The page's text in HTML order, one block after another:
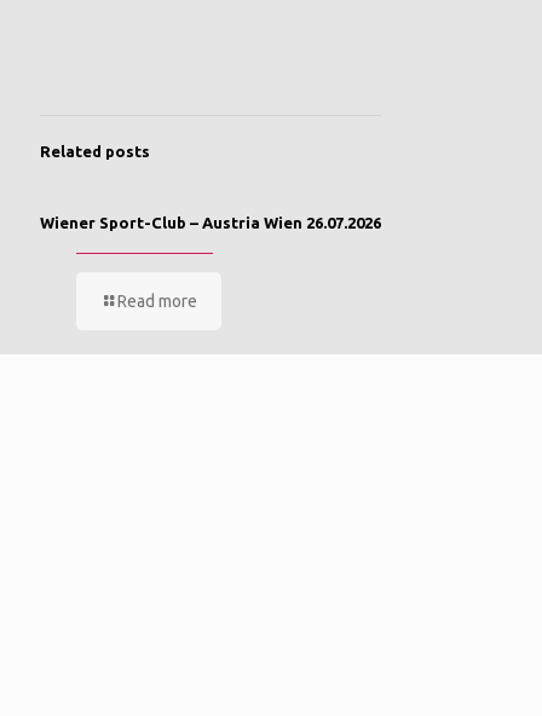
Related posts
Wiener Sport-Club – Austria Wien 26.07.2026
Read more